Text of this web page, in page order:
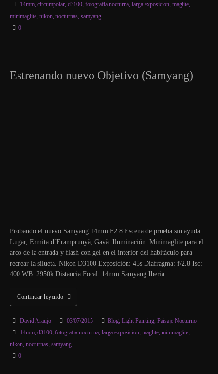
14mm, circumpolar, d3100, fotografia nocturna, larga exposicion, maglite,
minimaglite nikon nocturnas samyang
0
Estrenando nuevo Objetivo (Samyang)
Probando el nuevo Samyang 14mm F2.8 Escena de prueba sin ayuda
Lugar, Ermita d´Eramprunyà, Gavà. Iluminación: Minimaglite para el
arco de la entrada y flash con gel en el interior del habitáculo para
recrear la silueta. Nikon D3100 Exposición: 45s Diafragma: f/2.8 Iso:
400 WB: 2950k Distancia Focal: 14mm Samyang Iberia
Continuar leyendo
David Araujo 03/07/2015 Blog, Light Painting, Paisaje Nocturno
14mm, d3100, fotografia nocturna, larga exposicion, maglite, minimaglite,
nikon, nocturnas, samyang
0